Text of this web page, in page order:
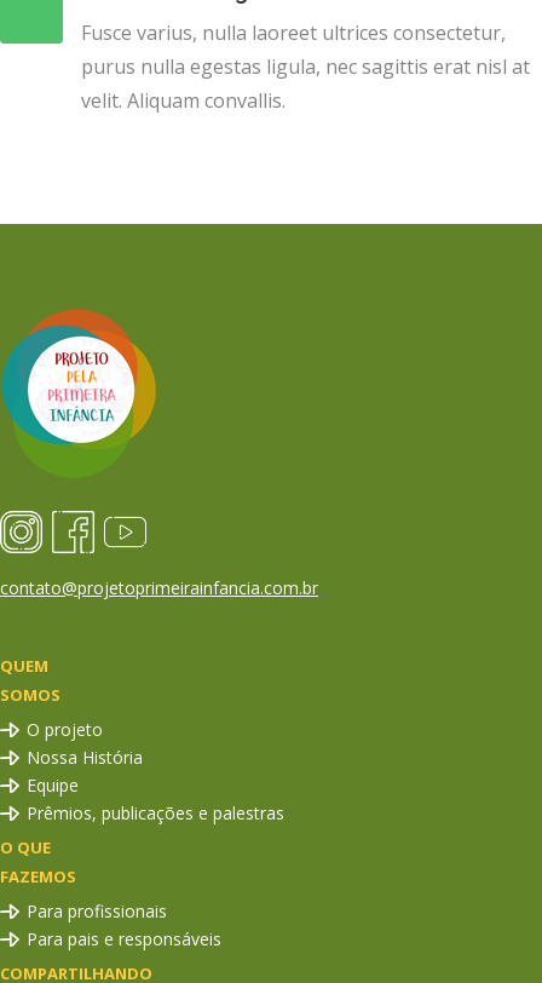
Fusce varius, nulla laoreet ultrices consectetur,
purus nulla egestas ligula, nec sagittis erat nisl at
velit. Aliquam convallis.
contato@projetoprimeirainfancia.com.br
QUEM
SOMOS
O projeto
Nossa História
Equipe
Prêmios, publicações e palestras
O QUE
FAZEMOS
Para profissionais
Para pais e responsáveis
COMPARTILHANDO